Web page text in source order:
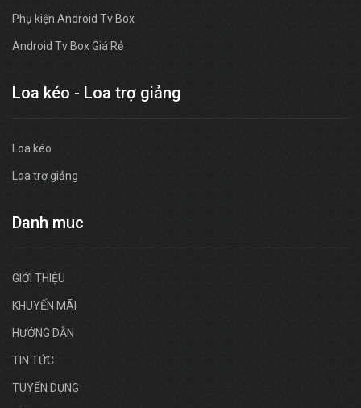
Phụ kiện Android Tv Box
Android Tv Box Giá Rẻ
Loa kéo - Loa trợ giảng
Loa kéo
Loa trợ giảng
Danh muc
GIỚI THIỆU
KHUYẾN MÃI
HƯỚNG DẪN
TIN TỨC
TUYỂN DỤNG